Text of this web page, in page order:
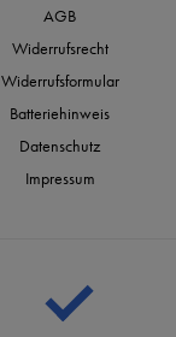
AGB
Widerrufsrecht
Widerrufsformular
Batteriehinweis
Datenschutz
Impressum